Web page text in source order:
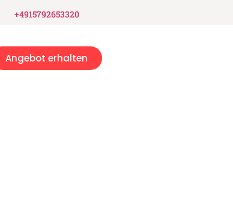
+4915792653320
Angebot erhalten